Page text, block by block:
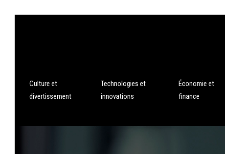
Culture et
divertissement
Technologies et
innovations
Économie et
finance